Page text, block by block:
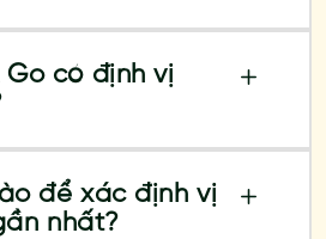
Go có định vị
để xác định vị
nhất?